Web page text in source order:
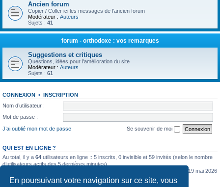
En poursuivant votre navigation sur ce site, vous
Ancien forum
Copier / Coller ici les messages de l'ancien forum
Modérateur : Auteurs
Sujets : 41
forum - orthodoxe : vos remarques
Suggestions et critiques
Questions, idées pour l'amélioration du site
Modérateur : Auteurs
Sujets : 61
CONNEXION • INSCRIPTION
Nom d’utilisateur :
Mot de passe :
J’ai oublié mon mot de passe
Se souvenir de moi
QUI EST EN LIGNE ?
Au total, il y a 64 utilisateurs en ligne :: 5 inscrits, 0 invisible et 59 invités (selon le nombre
d’utilisateurs actifs des 5 dernières minutes)
le mar. 19 mai 2026
0:07